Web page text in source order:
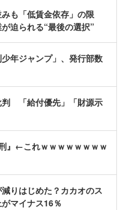
も「低賃金依存」の限
迫られる“最後の選択”
年ジャンプ」、発行部数
判 「給付優先」「財源示
』←これｗｗｗｗｗｗｗｗ
りはじめた？カカオのス
マイナス16％